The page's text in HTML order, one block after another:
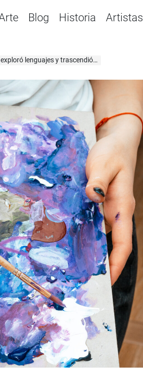
Blog Historia Artistas
lenguajes y trascendió límites